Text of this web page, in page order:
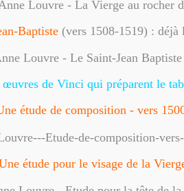
Baptiste (vers 1508-1519) : déjà
œuvres de Vinci qui préparent le
étude de composition - vers
ne étude pour le visage de la